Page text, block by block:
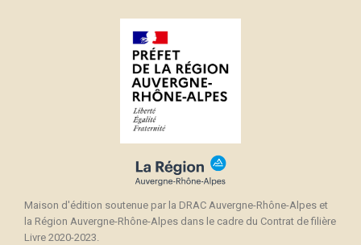
Maison d'édition soutenue par la DRAC Auvergne-Rhône-Alpes et
la Région Auvergne-Rhône-Alpes dans le cadre du Contrat de filière
Livre 2020-2023.